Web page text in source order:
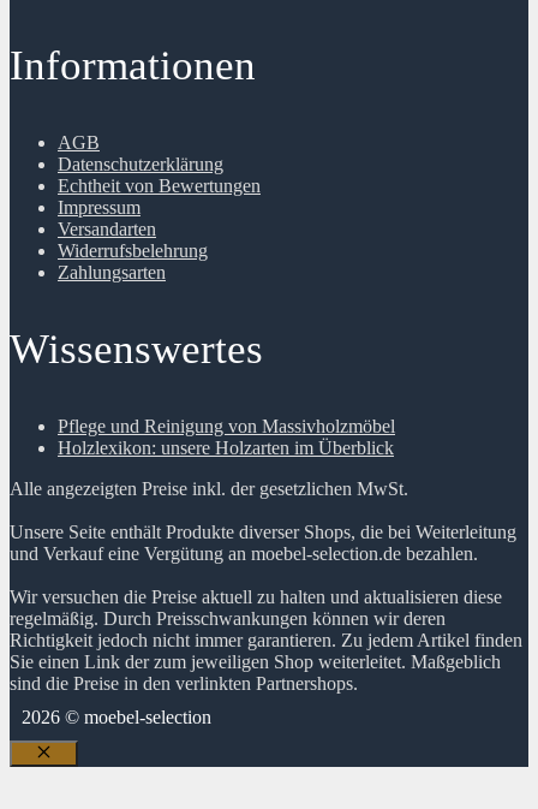
Informationen
AGB
Datenschutzerklärung
Echtheit von Bewertungen
Impressum
Versandarten
Widerrufsbelehrung
Zahlungsarten
Wissenswertes
Pflege und Reinigung von Massivholzmöbel
Holzlexikon: unsere Holzarten im Überblick
Alle angezeigten Preise inkl. der gesetzlichen MwSt.
Unsere Seite enthält Produkte diverser Shops, die bei Weiterleitung
und Verkauf eine Vergütung an moebel-selection.de bezahlen.
Wir versuchen die Preise aktuell zu halten und aktualisieren diese
regelmäßig. Durch Preisschwankungen können wir deren
Richtigkeit jedoch nicht immer garantieren. Zu jedem Artikel finden
Sie einen Link der zum jeweiligen Shop weiterleitet. Maßgeblich
sind die Preise in den verlinkten Partnershops.
2026 © moebel-selection
Schließen